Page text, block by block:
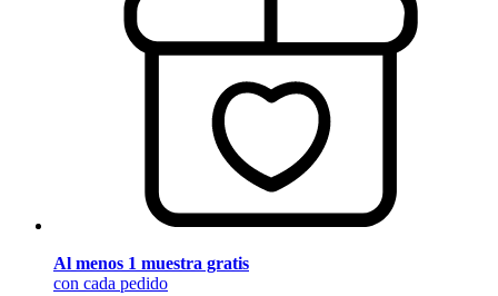
Al menos 1 muestra gratis
con cada pedido